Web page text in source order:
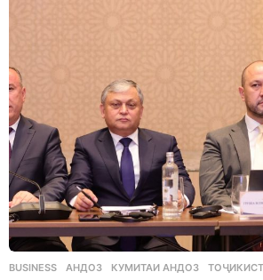
BUSINESS АНДОЗ ,КУМИТАИ АНДОЗ ,